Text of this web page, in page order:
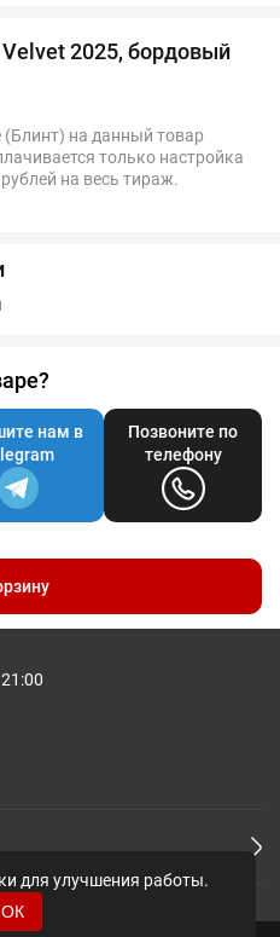
2025, бордовый
(Блинт) на данный товар
только настройка
на весь тираж.
нам в
Позвоните по
телефону
для улучшения работы.
ОК